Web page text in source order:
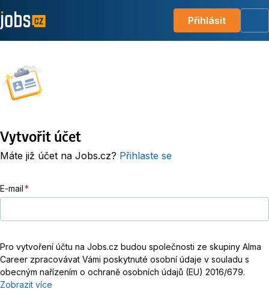
Přihlásit
Vytvořit účet
Máte již účet na Jobs.cz? Přihlaste se
E-mail
Pro vytvoření účtu na Jobs.cz budou společnosti ze skupiny Alma
Career zpracovávat Vámi poskytnuté osobní údaje v souladu s
obecným nařízením o ochraně osobních údajů (EU) 2016/679.
Zobrazit více